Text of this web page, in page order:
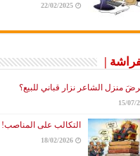
22/02/2025
|
منزل الشاعر نزار قباني للبيع؟
15/07/
التكالب على المناصب!
18/02/2026